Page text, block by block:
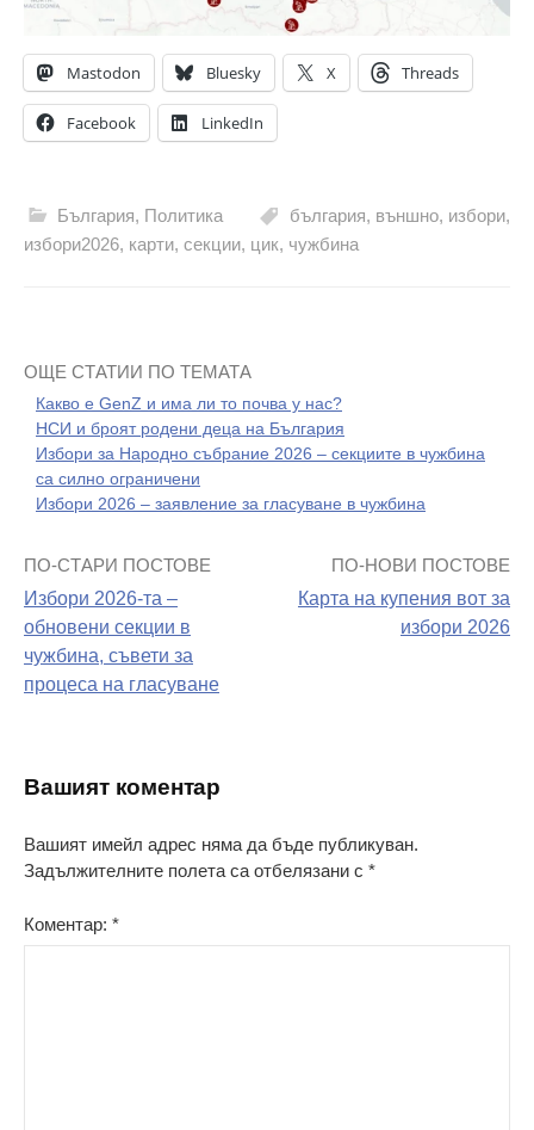
Mastodon Bluesky X Threads
Facebook LinkedIn
България, Политика българия, външно, избори,
избори2026, карти, секции, цик, чужбина
ОЩЕ СТАТИИ ПО ТЕМАТА
Какво е GenZ и има ли то почва у нас?
НСИ и броят родени деца на България
Избори за Народно събрание 2026 – секциите в чужбина
са силно ограничени
Избори 2026 – заявление за гласуване в чужбина
Навигация
на
поста
ПО-СТАРИ ПОСТОВЕ
Избори 2026-та –
обновени секции в
чужбина, съвети за
процеса на гласуване
ПО-НОВИ ПОСТОВЕ
Карта на купения вот за
избори 2026
Вашият коментар
Вашият имейл адрес няма да бъде публикуван.
Задължителните полета са отбелязани с *
Коментар: *